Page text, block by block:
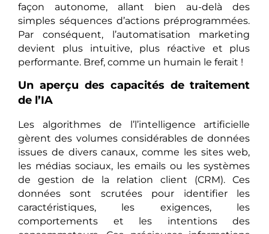
façon autonome, allant bien au-delà des
simples séquences d’actions préprogrammées.
Par conséquent, l’automatisation marketing
devient plus intuitive, plus réactive et plus
performante. Bref, comme un humain le ferait !
Un aperçu des capacités de traitement
de l’IA
Les algorithmes de l’l’intelligence artificielle
gèrent des volumes considérables de données
issues de divers canaux, comme les sites web,
les médias sociaux, les emails ou les systèmes
de gestion de la relation client (CRM). Ces
données sont scrutées pour identifier les
caractéristiques, les exigences, les
comportements et les intentions des